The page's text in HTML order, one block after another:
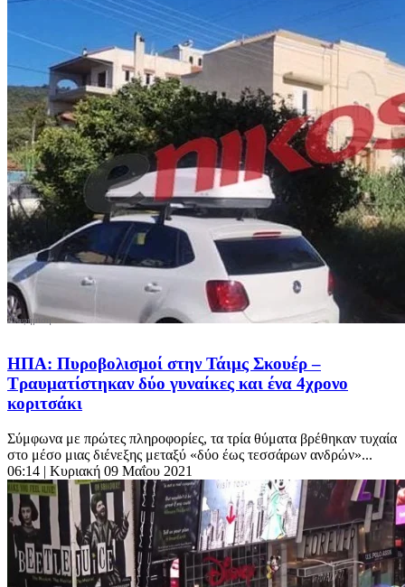
ΗΠΑ: Πυροβολισμοί στην Τάιμς Σκουέρ –
Τραυματίστηκαν δύο γυναίκες και ένα 4χρονο
κοριτσάκι
Σύμφωνα με πρώτες πληροφορίες, τα τρία θύματα βρέθηκαν τυχαία
στο μέσο μιας διένεξης μεταξύ «δύο έως τεσσάρων ανδρών»...
06:14 | Κυριακή 09 Μαΐου 2021